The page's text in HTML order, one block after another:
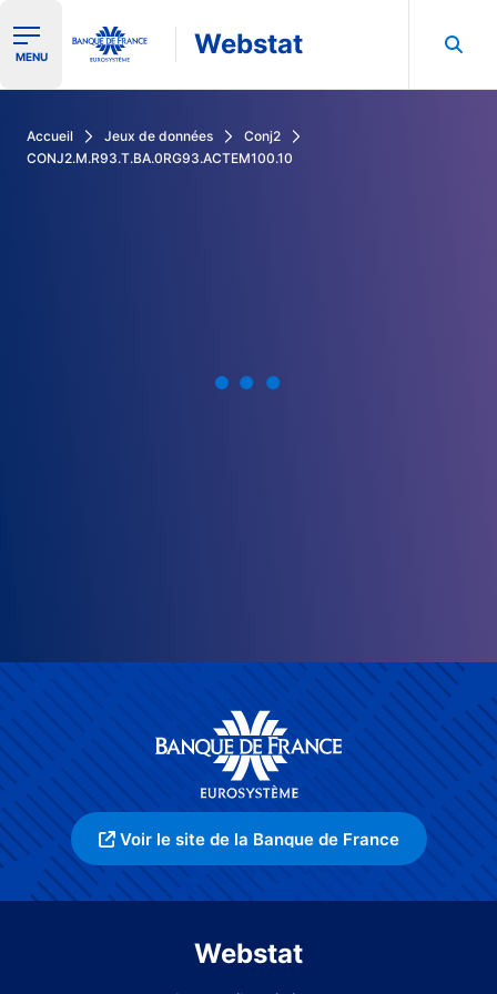
Ouvrir le menu de navigation
MENU Webstat
Accueil Jeux de données
Conj2
CONJ2.M.R93.T.BA.0RG93.ACTEM100.10
Voir le site de la Banque de France
Webstat